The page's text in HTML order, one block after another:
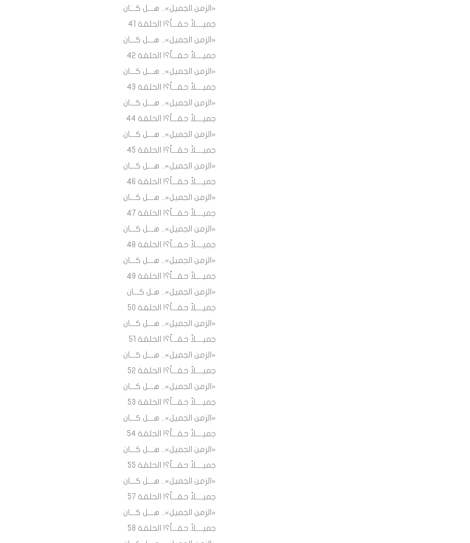
«الزمن الجميل».. هـــل كـــان
جميــــلاً حقـــاً؟! الحلقة 4١
«الزمن الجميل».. هـــل كـــان
جميــــلاً حقـــاً؟! الحلقة 4٢
«الزمن الجميل».. هـــل كـــان
جميــــلاً حقـــاً؟! الحلقة 43
«الزمن الجميل».. هـــل كـــان
جميــــلاً حقـــاً؟! الحلقة 44
«الزمن الجميل».. هـــل كـــان
جميــــلاً حقـــاً؟! الحلقة 45
«الزمن الجميل».. هـــل كـــان
جميــــلاً حقـــاً؟! الحلقة ٤٦
«الزمن الجميل».. هـــل كـــان
جميــــلاً حقـــاً؟! الحلقة ٤7
«الزمن الجميل».. هـــل كـــان
جميــــلاً حقـــاً؟! الحلقة ٤٨
«الزمن الجميل».. هـــل كـــان
جميــــلاً حقـــاً؟! الحلقة ٤9
«الزمن الجميل».. هـل كـــان
جميــــلاً حقـــاً؟! الحلقة ٥٠
«الزمن الجميل».. هـــل كـــان
جميــــلاً حقـــاً؟! الحلقة ٥١
«الزمن الجميل».. هـــل كـــان
جميــــلاً حقـــاً؟! الحلقة 52
«الزمن الجميل».. هـــل كـــان
جميــــلاً حقـــاً؟! الحلقة 53
«الزمن الجميل».. هـــل كـــان
جميــــلاً حقـــاً؟! الحلقة 54
«الزمن الجميل».. هـــل كـــان
جميــــلاً حقـــاً؟! الحلقة 55
«الزمن الجميل».. هـــل كـــان
جميــــلاً حقـــاً؟! الحلقة 57
«الزمن الجميل».. هـــل كـــان
جميــــلاً حقـــاً؟! الحلقة 58